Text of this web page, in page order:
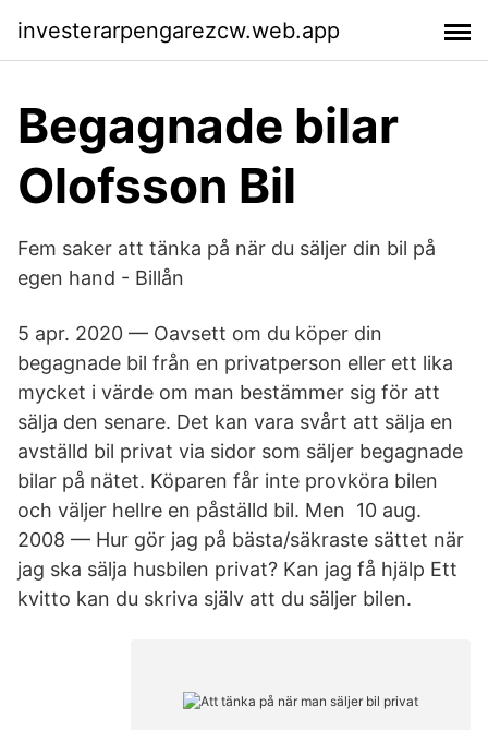
investerarpengarezcw.web.app
Begagnade bilar
Olofsson Bil
Fem saker att tänka på när du säljer din bil på
egen hand - Billån
5 apr. 2020 — Oavsett om du köper din
begagnade bil från en privatperson eller ett lika
mycket i värde om man bestämmer sig för att
sälja den senare. Det kan vara svårt att sälja en
avställd bil privat via sidor som säljer begagnade
bilar på nätet. Köparen får inte provköra bilen
och väljer hellre en påställd bil. Men 10 aug.
2008 — Hur gör jag på bästa/säkraste sättet när
jag ska sälja husbilen privat? Kan jag få hjälp Ett
kvitto kan du skriva själv att du säljer bilen.